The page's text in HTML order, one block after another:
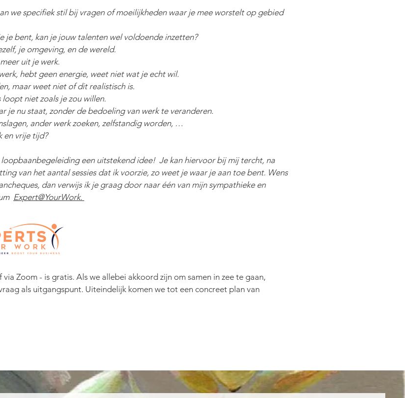
we specifiek stil bij vragen of moeilijkheden waar je mee worstelt op gebied
je bent, kan je jouw talenten wel voldoende inzetten?
je omgeving, en de wereld.
uit je werk.
hebt geen energie, weet niet wat je echt wil.
maar weet niet of dit realistisch is.
niet zoals je zou willen.
je nu staat, zonder de bedoeling van werk te veranderen.
ander werk zoeken, zelfstandig worden, …
en vrije tijd?
loopbaanbegeleiding een uitstekend idee! Je kan hiervoor bij mij tercht, na
van het aantal sessies dat ik voorzie, zo weet je waar je aan toe bent. Wens
dan verwijs ik je graag door naar één van mijn sympathieke en
Expert@YourWork.
Zoom - is gratis. Als we allebei akkoord zijn om samen in zee te gaan,
als uitgangspunt. Uiteindelijk komen we tot een concreet plan van